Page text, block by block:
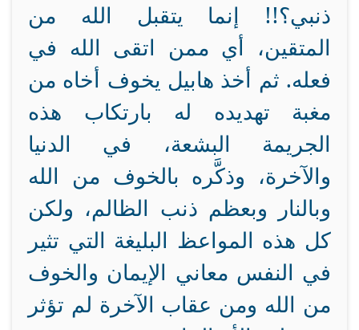
ذنبي؟!! إنما يتقبل الله من
المتقين، أي ممن اتقى الله في
فعله. ثم أخذ هابيل يخوف أخاه من
مغبة تهديده له بارتكاب هذه
الجريمة البشعة، في الدنيا
والآخرة، وذكَّره بالخوف من الله
وبالنار وبعظم ذنب الظالم، ولكن
كل هذه المواعظ البليغة التي تثير
في النفس معاني الإيمان والخوف
من الله ومن عقاب الآخرة لم تؤثر